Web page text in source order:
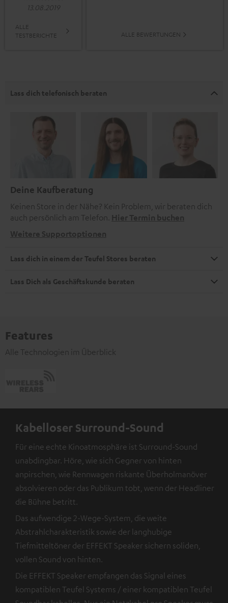
13.08.2019
ALLE
TESTBERICHTE
ALLE BEWERTUNGEN
Lass dich telefonisch beraten
Deine Kaufberatung
Keinen Store in der Nähe? Kein Problem, wir beraten dich
auch persönlich am Telefon. Hier Termin buchen
Weitere Supportoptionen
Lass dich in einem der Teufel Stores beraten
Lass Dich als Geschäftskunde beraten
Features
Alle Technologien im Überblick
Kabelloser Surround-Sound
Für eine echte Kinoatmosphäre ist Surround-Sound
unabdingbar. Höre, wie sich Gegner von hinten
anpirschen, wie Rennwagen riskante Überholmanöver
absolvieren oder das Publikum tobt, wenn der Headliner
die Bühne betritt.
Das aufwendige 2-Wege-System, die weite
Abstrahlcharakteristik sowie der langhubige
Tiefmitteltöner der EFFEKT Speaker sichern soliden,
vollen Sound von hinten.
Die EFFEKT Speaker empfangen das Signal eines
kompatiblen Teufel Systems / einer kompatiblen Teufel